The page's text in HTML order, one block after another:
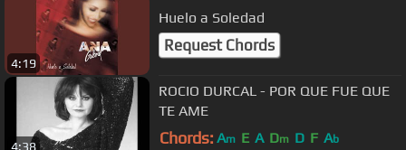
4:19
Huelo a Soledad
Request Chords
4:38
ROCIO DURCAL - POR QUE FUE QUE
TE AME
Chords: Am E A Dm D F Ab